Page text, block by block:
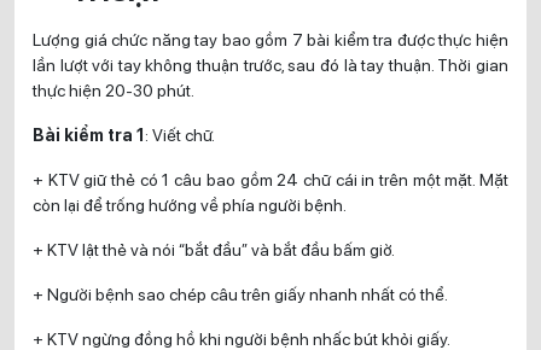
Lượng giá chức năng tay bao gồm 7 bài kiểm tra được thực hiện
lần lượt với tay không thuận trước, sau đó là tay thuận. Thời gian
thực hiện 20-30 phút.
Bài kiểm tra 1 : Viết chữ.
+ KTV giữ thẻ có 1 câu bao gồm 24 chữ cái in trên một mặt. Mặt
còn lại để trống hướng về phía người bệnh.
+ KTV lật thẻ và nói “bắt đầu” và bắt đầu bấm giờ.
+ Người bệnh sao chép câu trên giấy nhanh nhất có thể.
+ KTV ngừng đồng hồ khi người bệnh nhấc bút khỏi giấy.